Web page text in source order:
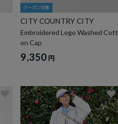
クーポン対象
CITY COUNTRY CITY
Embroidered Logo Washed Cott
on Cap
9,350 円